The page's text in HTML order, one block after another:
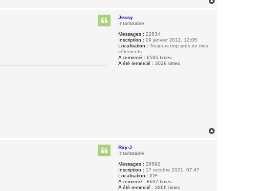
Jessy
Intarissable
Messages : 22834
Inscription : 09 janvier 2012, 12:05
Localisation : Toujours trop près de mes
vêtements ...
A remercié : 6505 times
A été remercié : 3029 times
Ray-J
Intarissable
Messages : 26692
Inscription : 17 octobre 2021, 07:47
Localisation : IDF
A remercié : 8607 times
A été remercié : 3866 times